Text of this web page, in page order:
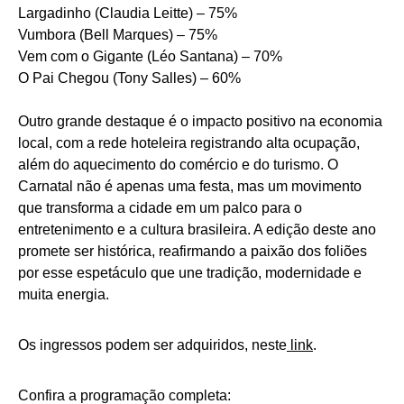
Largadinho (Claudia Leitte) – 75%
Vumbora (Bell Marques) – 75%
Vem com o Gigante (Léo Santana) – 70%
O Pai Chegou (Tony Salles) – 60%
Outro grande destaque é o impacto positivo na economia
local, com a rede hoteleira registrando alta ocupação,
além do aquecimento do comércio e do turismo. O
Carnatal não é apenas uma festa, mas um movimento
que transforma a cidade em um palco para o
entretenimento e a cultura brasileira. A edição deste ano
promete ser histórica, reafirmando a paixão dos foliões
por esse espetáculo que une tradição, modernidade e
muita energia.
Os ingressos podem ser adquiridos, neste link.
Confira a programação completa: